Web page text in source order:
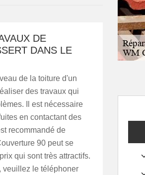
DE
DANS LE
de la toiture d'un
des travaux qui
Il est nécessaire
en contactant des
recommandé de
90 peut se
qui sont très attractifs.
veuillez le téléphoner